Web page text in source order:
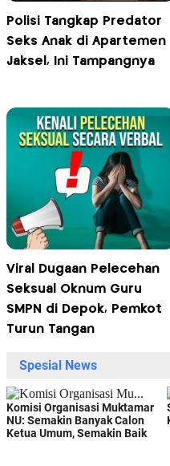
Polisi Tangkap Predator
Seks Anak di Apartemen
Jaksel, Ini Tampangnya
Viral Dugaan Pelecehan
Seksual Oknum Guru
SMPN di Depok, Pemkot
Turun Tangan